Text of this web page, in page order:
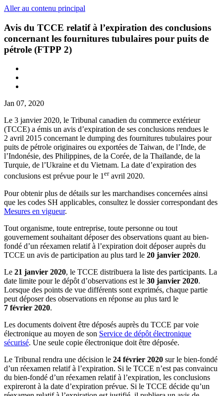
Aller au contenu principal
Avis du TCCE relatif à l’expiration des conclusions
concernant les fournitures tubulaires pour puits de
pétrole (FTPP 2)
Jan 07, 2020
Le 3 janvier 2020, le Tribunal canadien du commerce extérieur
(TCCE) a émis un avis d’expiration de ses conclusions rendues le
2 avril 2015 concernant le dumping des fournitures tubulaires pour
puits de pétrole originaires ou exportées de Taiwan, de l’Inde, de
l’Indonésie, des Philippines, de la Corée, de la Thaïlande, de la
Turquie, de l’Ukraine et du Vietnam. La date d’expiration des
conclusions est prévue pour le 1eravril 2020.
Pour obtenir plus de détails sur les marchandises concernées ainsi
que les codes SH applicables, consultez le dossier correspondant des
Mesures en vigueur.
Tout organisme, toute entreprise, toute personne ou tout
gouvernement souhaitant déposer des observations quant au bien-
fondé d’un réexamen relatif à l’expiration doit déposer auprès du
TCCE un avis de participation au plus tard le 20 janvier 2020.
Le 21 janvier 2020, le TCCE distribuera la liste des participants. La
date limite pour le dépôt d’observations est le 30 janvier 2020.
Lorsque des points de vue différents sont exprimés, chaque partie
peut déposer des observations en réponse au plus tard le
7 février 2020.
Les documents doivent être déposés auprès du TCCE par voie
électronique au moyen de son Service de dépôt électronique
sécurisé. Une seule copie électronique doit être déposée.
Le Tribunal rendra une décision le 24 février 2020 sur le bien-fondé
d’un réexamen relatif à l’expiration. Si le TCCE n’est pas convaincu
du bien-fondé d’un réexamen relatif à l’expiration, les conclusions
expireront à la date d’expiration prévue. Si le TCCE décide qu’un